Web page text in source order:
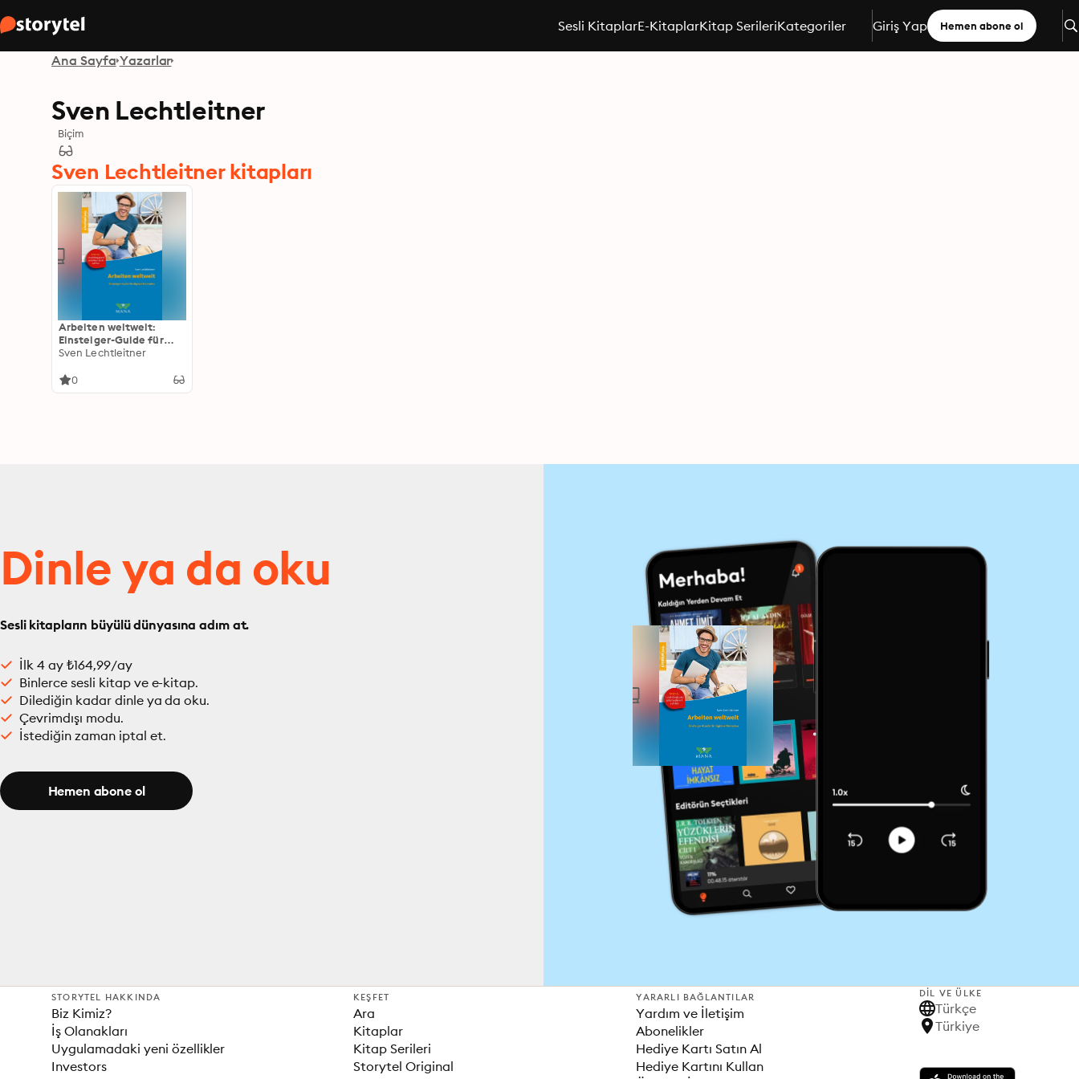
Sesli KitaplarE-KitaplarKitap SerileriKategoriler Giriş Yap Hemen abone ol
Ana Sayfa Yazarlar
Sven Lechtleitner
Biçim
Sven Lechtleitner kitapları
Arbeiten weltweit:
Einsteiger-Guide für
digitale Nomaden
Sven Lechtleitner
0
Dinle ya da oku
Sesli kitapların büyülü dünyasına adım at.
İlk 4 ay ₺164,99/ay
Binlerce sesli kitap ve e-kitap.
Dilediğin kadar dinle ya da oku.
Çevrimdışı modu.
İstediğin zaman iptal et.
Hemen abone ol
STORYTEL HAKKINDA
Biz Kimiz?
İş Olanakları
Uygulamadaki yeni özellikler
Investors
KEŞFET
Ara
Kitaplar
Kitap Serileri
Storytel Original
YARARLI BAĞLANTILAR
Yardım ve İletişim
Abonelikler
Hediye Kartı Satın Al
Hediye Kartını Kullan
DIL VE ÜLKE
Türkçe
Türkiye